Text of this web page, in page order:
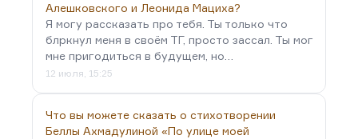
Алешковского и Леонида Мациха?
Я могу рассказать про тебя. Ты только что
блркнул меня в своём ТГ, просто зассал. Ты мог
мне пригодиться в будущем, но…
12 июля, 15:25
Что вы можете сказать о стихотворении
Беллы Ахмадулиной «По улице моей